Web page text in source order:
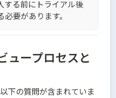
する前にトライアル後
要があります。
ュープロセスと
下の質問が含まれていま